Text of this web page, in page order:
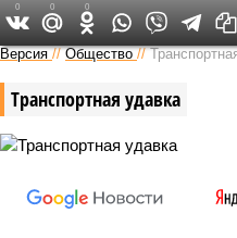
Версия на
Версия //Общество //
Транспортная удавка
0 0 0